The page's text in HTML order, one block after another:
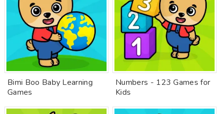
Bimi Boo Baby Learning
Games
Numbers - 123 Games for
Kids